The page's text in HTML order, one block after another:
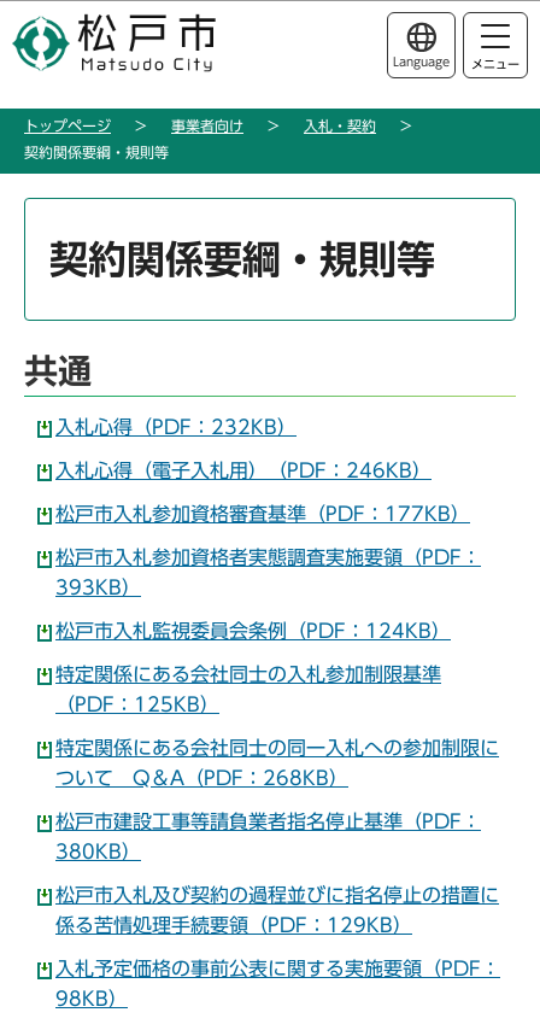
の
ー
このページの本文へ移動
Language メニュー
トップページ 事業者向け
入札・契約
契約関係要綱・規則等
ら
契約関係要綱・規則等
共通
入札心得（PDF：232KB）
入札心得（電子入札用）（PDF：246KB）
松戸市入札参加資格審査基準（PDF：177KB）
松戸市入札参加資格者実態調査実施要領（PDF：
393KB）
松戸市入札監視委員会条例（PDF：124KB）
特定関係にある会社同士の入札参加制限基準
（PDF：125KB）
特定関係にある会社同士の同一入札への参加制限に
ついて Q＆A（PDF：268KB）
松戸市建設工事等請負業者指名停止基準（PDF：
380KB）
松戸市入札及び契約の過程並びに指名停止の措置に
係る苦情処理手続要領（PDF：129KB）
入札予定価格の事前公表に関する実施要領（PDF：
98KB）